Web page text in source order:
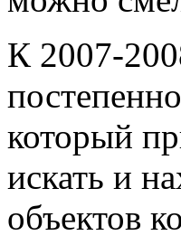
К 2007-
который
искать и
объектов